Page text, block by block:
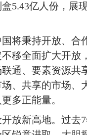
5.43亿人份，展
将秉持开放、合
移全面扩大开放
通、要素资源共
、共享的市场、
多正能量。
放新高地。过去